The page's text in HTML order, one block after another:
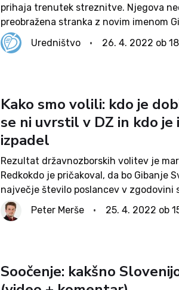
prihaja trenutek streznitve. Njegova
preobražena stranka z novim imenom
more slediti kadrovskim zahtevam tako
danes priznal njen prvi obraz. Zato bi
Uredništvo 26. 4. 2022 ob
Kako smo volili: kdo je
se ni uvrstil v DZ in kdo je
izpadel
Rezultat državnozborskih volitev je
Redkokdo je pričakoval, da bo Gibanje
največje število poslancev v zgodovini
Slovenije, število strank, ki so
pa je prav tako med najmanjšimi sploh.
Peter Merše 25. 4. 2022 ob
Soočenje: kakšno